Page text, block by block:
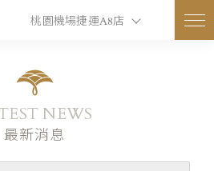
桃園機場捷運A8店
NEWS
最新消息